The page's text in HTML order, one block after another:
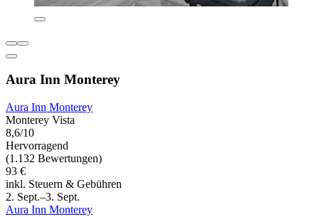
Aura Inn Monterey
Aura Inn Monterey
Monterey Vista
8,6/10
Hervorragend
(1.132 Bewertungen)
93 €
inkl. Steuern & Gebühren
2. Sept.–3. Sept.
Aura Inn Monterey